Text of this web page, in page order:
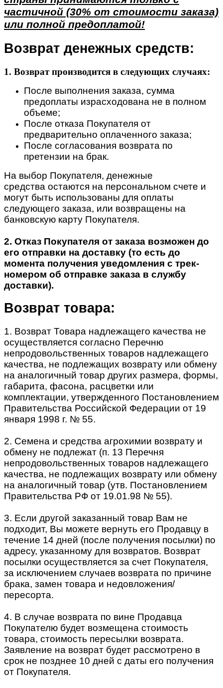
частичной (30% от стоимости заказа)
или полной предоплатой!
Возврат денежных средств:
1. Возврат производится в следующих случаях:
После выполнения заказа, сумма
предоплаты израсходована не в полном
объеме;
После отказа Покупателя от
предварительно оплаченного заказа;
После согласования возврата по
претензии на брак.
На выбор Покупателя, денежные
средства остаются на персональном счете и
могут быть использованы для оплаты
следующего заказа, или возвращены на
банковскую карту Покупателя.
2. Отказ Покупателя от заказа возможен до
его отправки на доставку (то есть до
момента получения уведомления с трек-
номером об отправке заказа в службу
доставки).
Возврат товара:
1. Возврат Товара надлежащего качества не
осуществляется согласно Перечню
непродовольственных товаров надлежащего
качества, не подлежащих возврату или обмену
на аналогичный товар других размера, формы,
габарита, фасона, расцветки или
комплектации, утвержденного Постановлением
Правительства Российской Федерации от 19
января 1998 г. № 55.
2. Семена и средства агрохимии возврату и
обмену не подлежат (п. 13 Перечня
непродовольственных товаров надлежащего
качества, не подлежащих возврату или обмену
на аналогичный товар (утв. Постановлением
Правительства РФ от 19.01.98 № 55).
3. Если другой заказанный товар Вам не
подходит, Вы можете вернуть его Продавцу в
течение 14 дней (после получения посылки) по
адресу, указанному для возвратов. Возврат
посылки осуществляется за счет Покупателя,
за исключением случаев возврата по причине
брака, замен товара и недовложения/
пересорта.
4. В случае возврата по вине Продавца
Покупателю будет возмещена стоимость
товара, стоимость пересылки возврата.
Заявление на возврат будет рассмотрено в
срок не позднее 10 дней с даты его получения
от Покупателя.